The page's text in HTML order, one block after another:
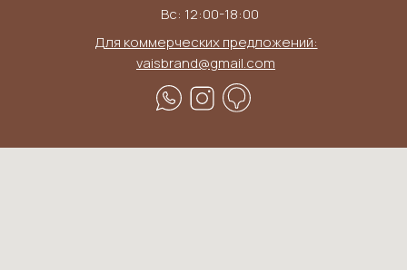
Для коммерческих предложений:
vaisbrand@gmail.com
Вс: 12:00-18:00